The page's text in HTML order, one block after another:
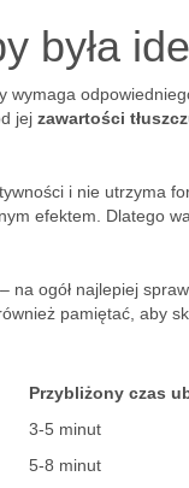
była
jej zawartości
i nie utrzyma
efektem. Dlatego
na ogół najlepiej
pamiętać, aby
Przybliżony czas
3-5 minut
5-8 minut